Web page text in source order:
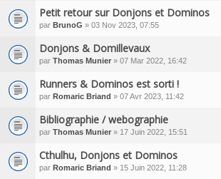
Petit retour sur Donjons et Dominos
par BrunoG » 03 Nov 2023, 07:55
Donjons & Domillevaux
par Thomas Munier » 07 Mar 2022, 16:42
Runners & Dominos est sorti !
par Romaric Briand » 07 Avr 2023, 11:42
Bibliographie / webographie
par Thomas Munier » 17 Juin 2022, 15:51
Cthulhu, Donjons et Dominos
par Romaric Briand » 15 Juin 2022, 11:28